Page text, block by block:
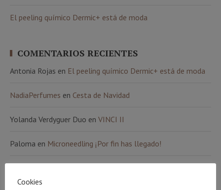
El peeling químico Dermic+ está de moda
COMENTARIOS RECIENTES
Antonia Rojas en El peeling químico Dermic+ está de moda
NadiaPerfumes en Cesta de Navidad
Yolanda Verdyguer Duo en VINCI II
Paloma en Microneedling ¡Por fin has llegado!
Cookies